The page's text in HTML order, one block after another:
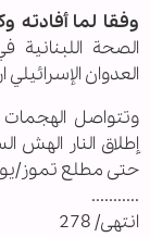
وفقا لما أفادته
الصحة
العدوان الإسرائيلي ارتفع إلى
وتتواصل الهجمات
حتى مطلع تموز/
...........
انتهى/ 278